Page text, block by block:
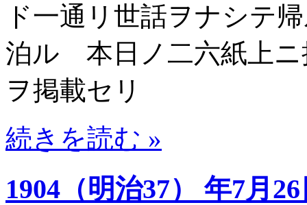
ド一通リ世話ヲナシ
泊ル 本日ノ二六紙上ニ
ヲ掲載セリ
続きを読む »
1904（明治37） 年7月